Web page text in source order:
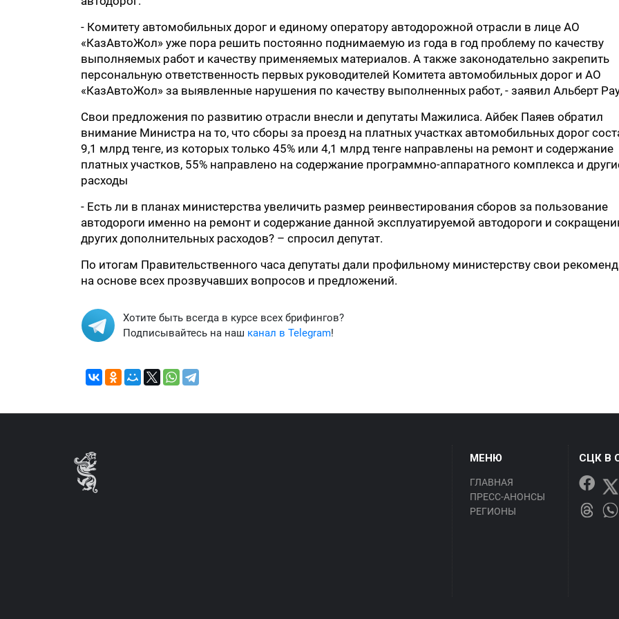
- Комитету автомобильных дорог и единому оператору автодорожной отрасли в лице АО
«КазАвтоЖол» уже пора решить постоянно поднимаемую из года в год проблему по качеству
выполняемых работ и качеству применяемых материалов. А также законодательно закрепить
персональную ответственность первых руководителей Комитета автомобильных дорог и АО
«КазАвтоЖол» за выявленные нарушения по качеству выполненных работ, - заявил Альберт
Свои предложения по развитию отрасли внесли и депутаты Мажилиса. Айбек Паяев обратил
внимание Министра на то, что сборы за проезд на платных участках автомобильных дорог
9,1 млрд тенге, из которых только 45% или 4,1 млрд тенге направлены на ремонт и содержание
платных участков, 55% направлено на содержание программно-аппаратного комплекса и
расходы
- Есть ли в планах министерства увеличить размер реинвестирования сборов за пользование
автодороги именно на ремонт и содержание данной эксплуатируемой автодороги и
других дополнительных расходов? – спросил депутат.
По итогам Правительственного часа депутаты дали профильному министерству свои
на основе всех прозвучавших вопросов и предложений.
Хотите быть всегда в курсе всех брифингов?
Подписывайтесь на наш канал в Telegram!
МЕНЮ
ГЛАВНАЯ
ПРЕСС-АНОНСЫ
РЕГИОНЫ
СЦК В